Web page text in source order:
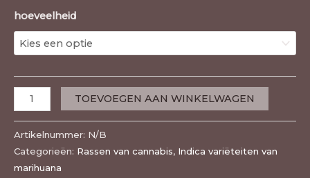
hoeveelheid
TOEVOEGEN AAN WINKELWAGEN
Artikelnummer: N/B
Categorieën: Rassen van cannabis, Indica variëteiten van
marihuana